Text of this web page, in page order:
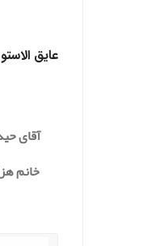
عایق
آقای
خانم